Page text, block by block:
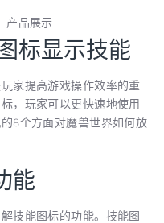
产品展示
标显示技能
家提高游戏操作效率的重
，玩家可以更快速地使用
8个方面对魔兽世界如何放
能
技能图标的功能。技能图